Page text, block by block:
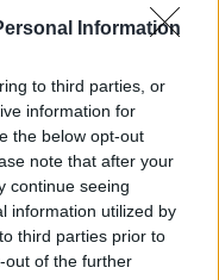
Information
to third parties, or
information for
the below opt-out
note that after your
continue seeing
information utilized by
third parties prior to
out of the further